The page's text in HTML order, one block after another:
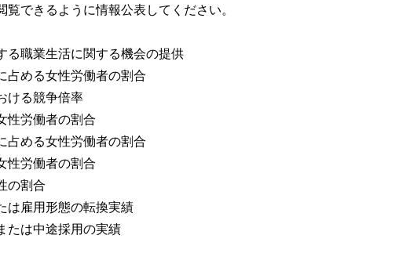
覧できるように情報公表してください。
職業生活に関する機会の提供
占める女性労働者の割合
ける競争倍率
性労働者の割合
占める女性労働者の割合
性労働者の割合
の割合
は雇用形態の転換実績
たは中途採用の実績